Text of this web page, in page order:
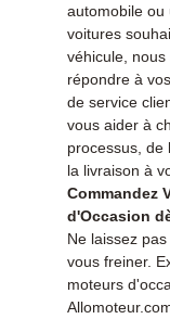
automobile ou
voitures
véhicule,
répondre à
de service
vous aider à
processus, de
la livraison à
Commandez
d'Occasion
Ne laissez
vous freiner.
moteurs